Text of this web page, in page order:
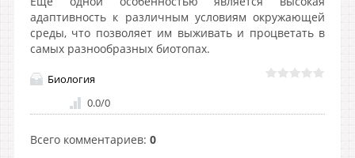
адаптивность к различным условиям окружающей
среды, что позволяет им выживать и процветать в
самых разнообразных биотопах.
Биология
0.0/0
Всего комментариев: 0